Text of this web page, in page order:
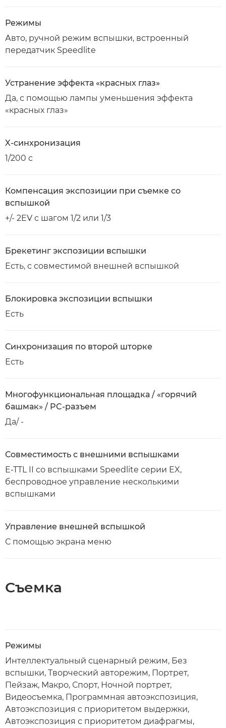
Режимы
Авто, ручной режим вспышки, встроенный
передатчик Speedlite
Устранение эффекта «красных глаз»
Да, с помощью лампы уменьшения эффекта
«красных глаз»
X-синхронизация
1/200 с
Компенсация экспозиции при съемке со
вспышкой
+/- 2EV с шагом 1/2 или 1/3
Брекетинг экспозиции вспышки
Есть, с совместимой внешней вспышкой
Блокировка экспозиции вспышки
Есть
Синхронизация по второй шторке
Есть
Многофункциональная площадка / «горячий
башмак» / PC-разъем
Да/ -
Совместимость с внешними вспышками
E-TTL II со вспышками Speedlite серии EX,
беспроводное управление несколькими
вспышками
Управление внешней вспышкой
С помощью экрана меню
Съемка
Режимы
Интеллектуальный сценарный режим, Без
вспышки, Творческий авторежим, Портрет,
Пейзаж, Макро, Спорт, Ночной портрет,
Видеосъемка, Программная автоэкспозиция,
Автоэкспозиция с приоритетом выдержки,
Автоэкспозиция с приоритетом диафрагмы,